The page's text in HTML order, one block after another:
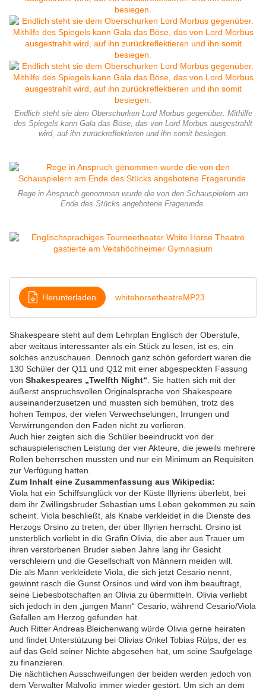
Endlich steht sie dem Oberschurken Lord Morbus gegenüber. Mithilfe
des Spiegels kann Gala das Böse, das von Lord Morbus ausgestrahlt
wird, auf ihn zurückreflektieren und ihn somit besiegen.
Rege in Anspruch genommen wurde die von den Schauspielern am
Ende des Stücks angebotene Fragerunde.
Herunterladen whitehorsetheatreMP23
Shakespeare steht auf dem Lehrplan Englisch der Oberstufe,
aber weitaus interessanter als ein Stück zu lesen, ist es, ein
solches anzuschauen. Dennoch ganz schön gefordert waren die
130 Schüler der Q11 und Q12 mit einer abgespeckten Fassung
von Shakespeares „Twelfth Night“ . Sie hatten sich mit der
äußerst anspruchsvollen Originalsprache von Shakespeare
auseinanderzusetzen und mussten sich bemühen, trotz des
hohen Tempos, der vielen Verwechselungen, Irrungen und
Verwirrungenden den Faden nicht zu verlieren.
Auch hier zeigten sich die Schüler beeindruckt von der
schauspielerischen Leistung der vier Akteure, die jeweils mehrere
Rollen beherrschen mussten und nur ein Minimum an Requisiten
zur Verfügung hatten.
Zum Inhalt eine Zusammenfassung aus Wikipedia:
Viola hat ein Schiffsunglück vor der Küste Illyriens überlebt, bei
dem ihr Zwillingsbruder Sebastian ums Leben gekommen zu sein
scheint. Viola beschließt, als Knabe verkleidet in die Dienste des
Herzogs Orsino zu treten, der über Illyrien herrscht. Orsino ist
unsterblich verliebt in die Gräfin Olivia, die aber aus Trauer um
ihren verstorbenen Bruder sieben Jahre lang ihr Gesicht
verschleiern und die Gesellschaft von Männern meiden will.
Die als Mann verkleidete Viola, die sich jetzt Cesario nennt,
gewinnt rasch die Gunst Orsinos und wird von ihm beauftragt,
seine Liebesbotschaften an Olivia zu übermitteln. Olivia verliebt
sich jedoch in den „jungen Mann“ Cesario, während Cesario/Viola
Gefallen am Herzog gefunden hat.
Auch Ritter Andreas Bleichenwang würde Olivia gerne heiraten
und findet Unterstützung bei Olivias Onkel Tobias Rülps, der es
auf das Geld seiner Nichte abgesehen hat, um seine Saufgelage
zu finanzieren.
Die nächtlichen Ausschweifungen der beiden werden jedoch von
dem Verwalter Malvolio immer wieder gestört. Um sich an dem